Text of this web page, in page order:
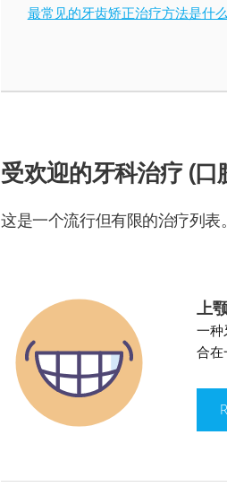
最常见的牙齿矫正治疗方法是什
受欢迎的牙科治疗 (口
这是一个流行但有限的治疗列表
上
一
合在